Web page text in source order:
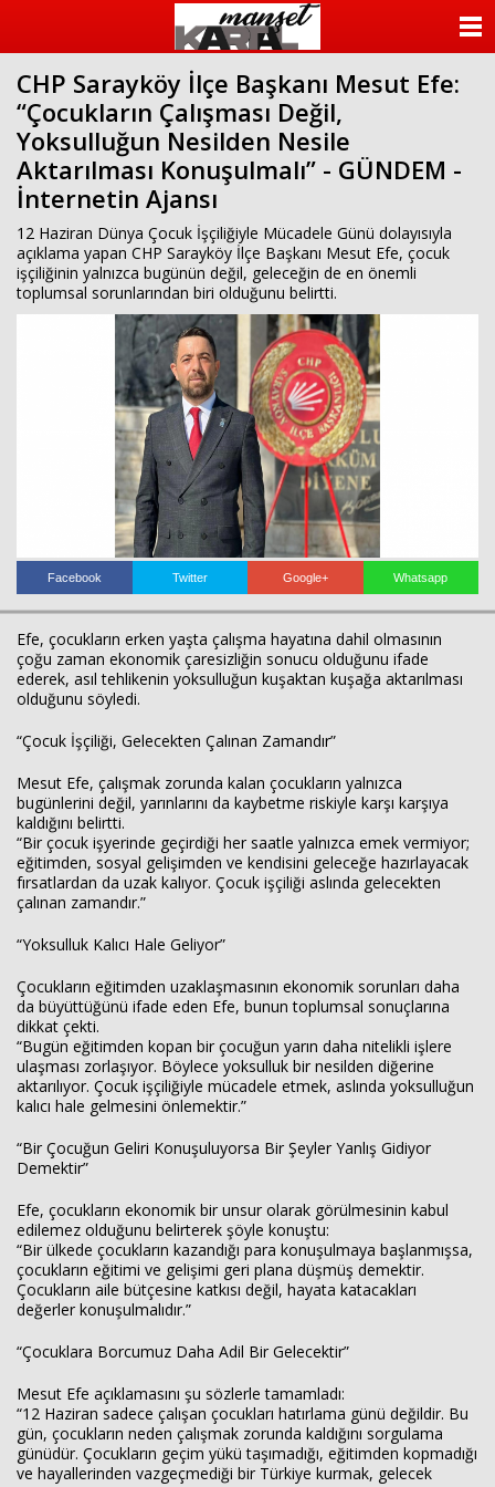
CHP Sarayköy İlçe Başkanı Mesut Efe:
“Çocukların Çalışması Değil,
Yoksulluğun Nesilden Nesile
Aktarılması Konuşulmalı” - GÜNDEM -
İnternetin Ajansı
12 Haziran Dünya Çocuk İşçiliğiyle Mücadele Günü dolayısıyla
açıklama yapan CHP Sarayköy İlçe Başkanı Mesut Efe, çocuk
işçiliğinin yalnızca bugünün değil, geleceğin de en önemli
toplumsal sorunlarından biri olduğunu belirtti.
Facebook Twitter Google+ Whatsapp
Efe, çocukların erken yaşta çalışma hayatına dahil olmasının
çoğu zaman ekonomik çaresizliğin sonucu olduğunu ifade
ederek, asıl tehlikenin yoksulluğun kuşaktan kuşağa aktarılması
olduğunu söyledi.
“Çocuk İşçiliği, Gelecekten Çalınan Zamandır”
Mesut Efe, çalışmak zorunda kalan çocukların yalnızca
bugünlerini değil, yarınlarını da kaybetme riskiyle karşı karşıya
kaldığını belirtti.
“Bir çocuk işyerinde geçirdiği her saatle yalnızca emek vermiyor;
eğitimden, sosyal gelişimden ve kendisini geleceğe hazırlayacak
fırsatlardan da uzak kalıyor. Çocuk işçiliği aslında gelecekten
çalınan zamandır.”
“Yoksulluk Kalıcı Hale Geliyor”
Çocukların eğitimden uzaklaşmasının ekonomik sorunları daha
da büyüttüğünü ifade eden Efe, bunun toplumsal sonuçlarına
dikkat çekti.
“Bugün eğitimden kopan bir çocuğun yarın daha nitelikli işlere
ulaşması zorlaşıyor. Böylece yoksulluk bir nesilden diğerine
aktarılıyor. Çocuk işçiliğiyle mücadele etmek, aslında yoksulluğun
kalıcı hale gelmesini önlemektir.”
“Bir Çocuğun Geliri Konuşuluyorsa Bir Şeyler Yanlış Gidiyor
Demektir”
Efe, çocukların ekonomik bir unsur olarak görülmesinin kabul
edilemez olduğunu belirterek şöyle konuştu:
“Bir ülkede çocukların kazandığı para konuşulmaya başlanmışsa,
çocukların eğitimi ve gelişimi geri plana düşmüş demektir.
Çocukların aile bütçesine katkısı değil, hayata katacakları
değerler konuşulmalıdır.”
“Çocuklara Borcumuz Daha Adil Bir Gelecektir”
Mesut Efe açıklamasını şu sözlerle tamamladı:
“12 Haziran sadece çalışan çocukları hatırlama günü değildir. Bu
gün, çocukların neden çalışmak zorunda kaldığını sorgulama
günüdür. Çocukların geçim yükü taşımadığı, eğitimden kopmadığı
ve hayallerinden vazgeçmediği bir Türkiye kurmak, gelecek
KATEGORİLER
FOTO GALERİ
VİDEO GALERİ
KÜNYE
İLETİŞİM
Haberin Doğru Adresi.